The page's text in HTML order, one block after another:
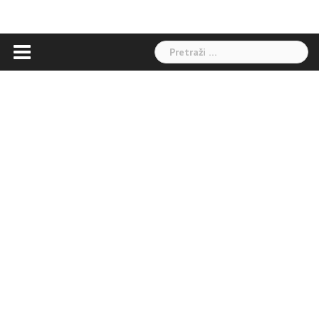
Pretraga: